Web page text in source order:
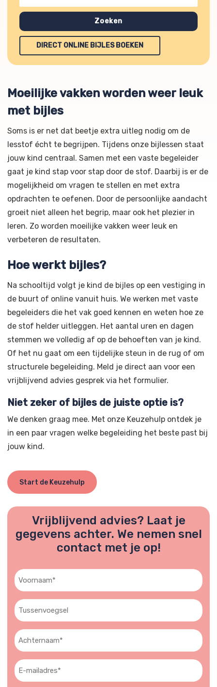
Zoeken
DIRECT ONLINE BIJLES BOEKEN
Moeilijke vakken worden weer leuk
met bijles
Soms is er net dat beetje extra uitleg nodig om de
lesstof écht te begrijpen. Tijdens onze bijlessen staat
jouw kind centraal. Samen met een vaste begeleider
gaat je kind stap voor stap door de stof. Daarbij is er de
mogelijkheid om vragen te stellen en met extra
opdrachten te oefenen. Door de persoonlijke aandacht
groeit niet alleen het begrip, maar ook het plezier in
leren. Zo worden moeilijke vakken weer leuk en
verbeteren de resultaten.
Hoe werkt bijles?
Na schooltijd volgt je kind de bijles op een vestiging in
de buurt of online vanuit huis. We werken met vaste
begeleiders die het vak goed kennen en weten hoe ze
de stof helder uitleggen. Het aantal uren en dagen
stemmen we volledig af op de behoeften van je kind.
Of het nu gaat om een tijdelijke steun in de rug of om
structurele begeleiding. Meld je direct aan voor een
vrijblijvend advies gesprek via het formulier.
Niet zeker of bijles de juiste optie is?
We denken graag mee. Met onze Keuzehulp ontdek je
in een paar vragen welke begeleiding het beste past bij
jouw kind.
Start de Keuzehulp
Vrijblijvend advies? Laat je
gegevens achter. We nemen snel
contact met je op!
Voornaam
(Vereist)
Tussenvoegsel
Achternaam
(Vereist)
E-
mailadres